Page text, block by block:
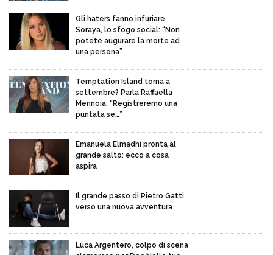
Gli haters fanno infuriare
Soraya, lo sfogo social: “Non
potete augurare la morte ad
una persona”
Temptation Island torna a
settembre? Parla Raffaella
Mennoia: “Registreremo una
puntata se…”
Emanuela Elmadhi pronta al
grande salto: ecco a cosa
aspira
Il grande passo di Pietro Gatti
verso una nuova avventura
Luca Argentero, colpo di scena